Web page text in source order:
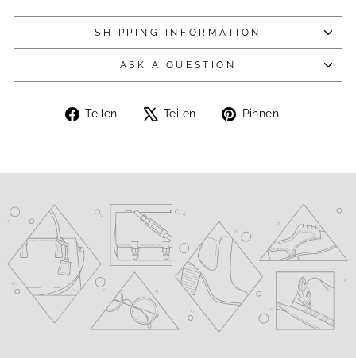
SHIPPING INFORMATION
ASK A QUESTION
Teilen
Auf
Teilen
Auf
Pinnen